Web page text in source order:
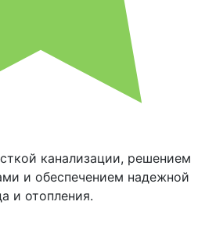
канализации, решением
и обеспечением надежной
и отопления.